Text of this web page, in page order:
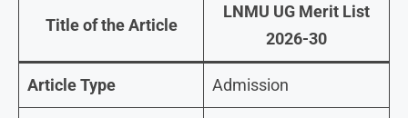
Title of the Article
LNMU UG Merit List
2026-30
Article Type Admission